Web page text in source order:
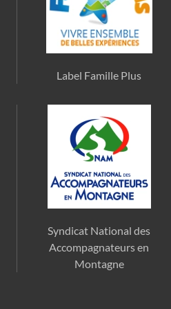
Label Famille Plus
Syndicat National des
Accompagnateurs en
Montagne